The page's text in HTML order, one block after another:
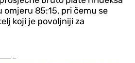
omjeru 85:15, pri čemu se
koji je povoljniji za